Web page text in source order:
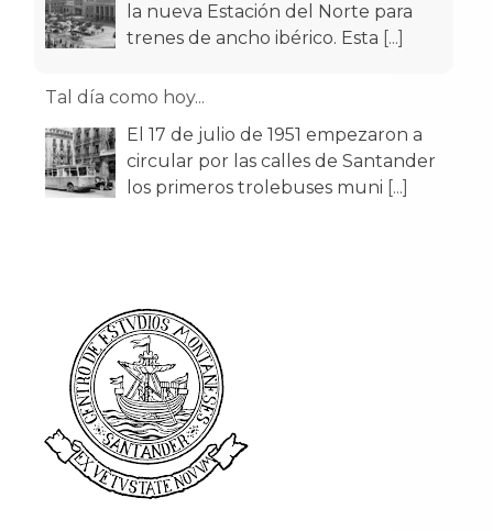
la nueva Estación del Norte para
trenes de ancho ibérico. Esta [...]
Tal día como hoy...
El 17 de julio de 1951 empezaron a
circular por las calles de Santander
los primeros trolebuses muni [...]